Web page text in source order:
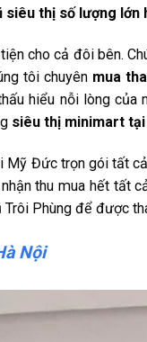
siêu thị số lượng
cho cả đôi bên.
tôi chuyên mua
hiểu nỗi lòng
siêu thị minimart
Đức trọn gói tất
thu mua hết tất
Phùng để được
Nội